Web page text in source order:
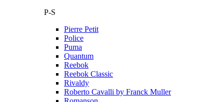
P-S
Pierre Petit
Police
Puma
Quantum
Reebok
Reebok Classic
Rivaldy
Roberto Cavalli by Franck Muller